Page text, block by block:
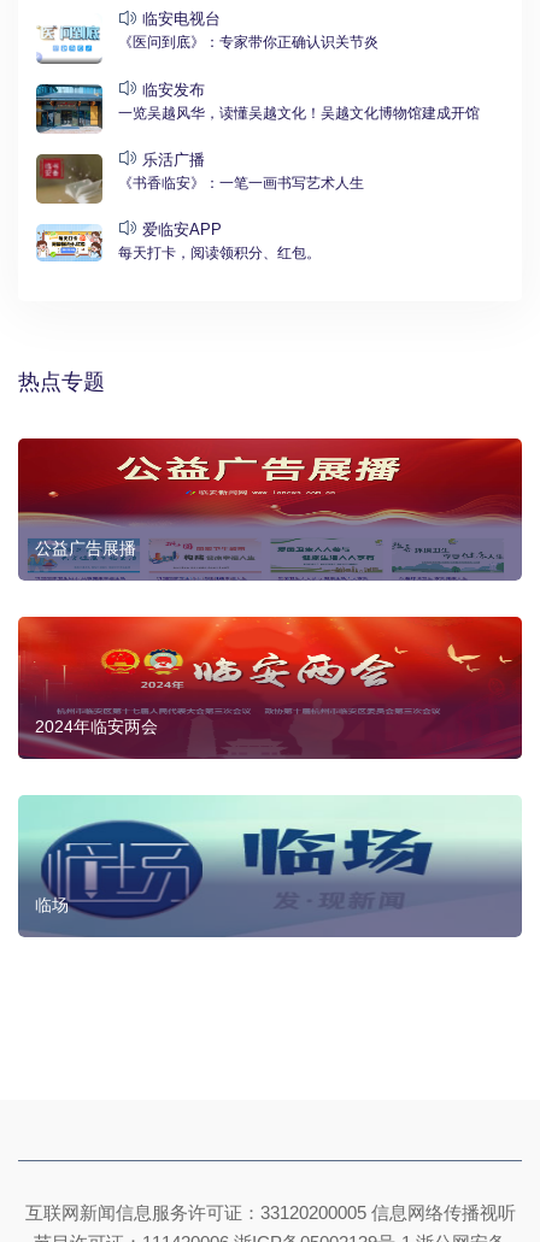
临安电视台
《医问到底》：专家带你正确认识关节炎
临安发布
一览吴越风华，读懂吴越文化！吴越文化博物馆建成开馆
乐活广播
《书香临安》：一笔一画书写艺术人生
爱临安APP
每天打卡，阅读领积分、红包。
热点专题
公益广告展播
2024年临安两会
临场
互联网新闻信息服务许可证：33120200005 信息网络传播视听